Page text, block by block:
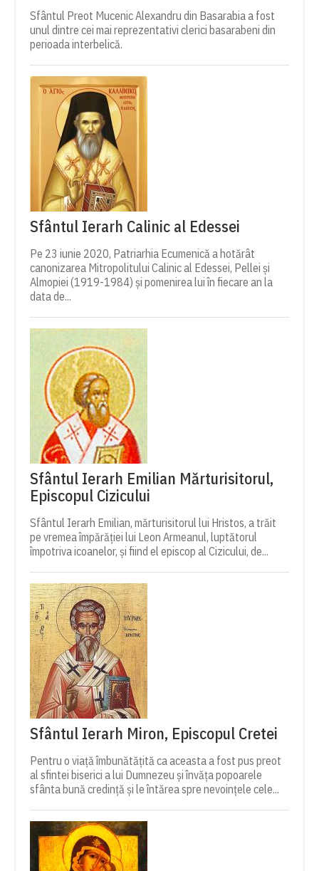
Sfântul Preot Mucenic Alexandru din Basarabia a fost
unul dintre cei mai reprezentativi clerici basarabeni din
perioada interbelică.
Sfântul Ierarh Calinic al Edessei
Pe 23 iunie 2020, Patriarhia Ecumenică a hotărât
canonizarea Mitropolitului Calinic al Edessei, Pellei și
Almopiei (1919-1984) și pomenirea lui în fiecare an la
data de...
Sfântul Ierarh Emilian Mărturisitorul,
Episcopul Cizicului
Sfântul Ierarh Emilian, mărturisitorul lui Hristos, a trăit
pe vremea împărăției lui Leon Armeanul, luptătorul
împotriva icoanelor, și fiind el episcop al Cizicului, de...
Sfântul Ierarh Miron, Episcopul Cretei
Pentru o viață îmbunătățită ca aceasta a fost pus preot
al sfintei biserici a lui Dumnezeu și învăța popoarele
sfânta bună credință și le întărea spre nevoințele cele...